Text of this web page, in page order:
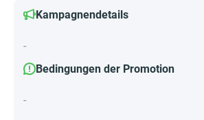
Kampagnendetails
-
Bedingungen der Promotion
-